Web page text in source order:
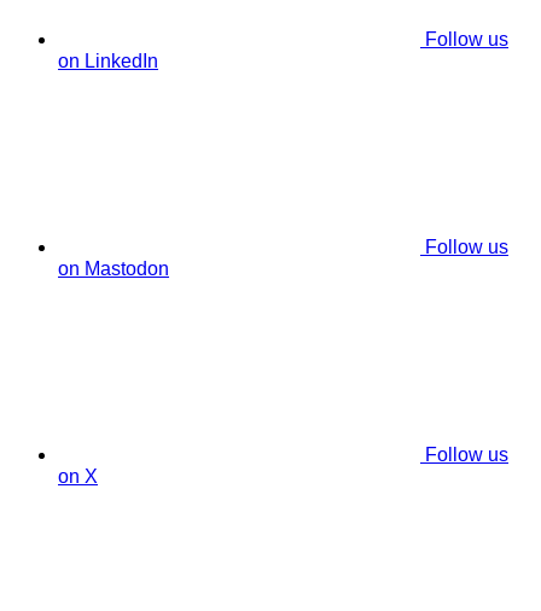
Follow us
on LinkedIn
Follow us
on Mastodon
Follow us
on X